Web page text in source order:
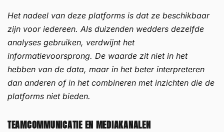
Het nadeel van deze platforms is dat ze beschikbaar
zijn voor iedereen. Als duizenden wedders dezelfde
analyses gebruiken, verdwijnt het
informatievoorsprong. De waarde zit niet in het
hebben van de data, maar in het beter interpreteren
dan anderen of in het combineren met inzichten die de
platforms niet bieden.
TEAMCOMMUNICATIE EN MEDIAKANALEN